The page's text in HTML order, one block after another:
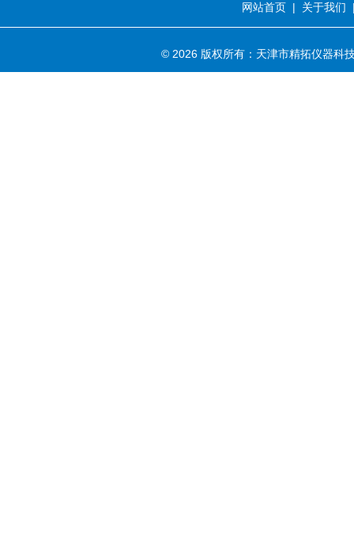
网站首页 | 关于我们
© 2026 版权所有：天津市精拓仪器科